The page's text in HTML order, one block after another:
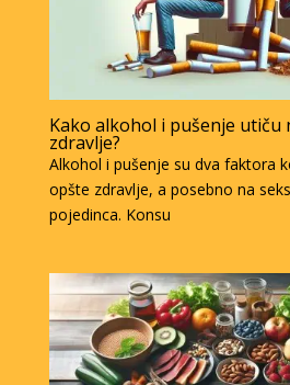
Kako alkohol i pušenje utiču
zdravlje?
Alkohol i pušenje su dva faktora
opšte zdravlje, a posebno na
pojedinca. Konsu